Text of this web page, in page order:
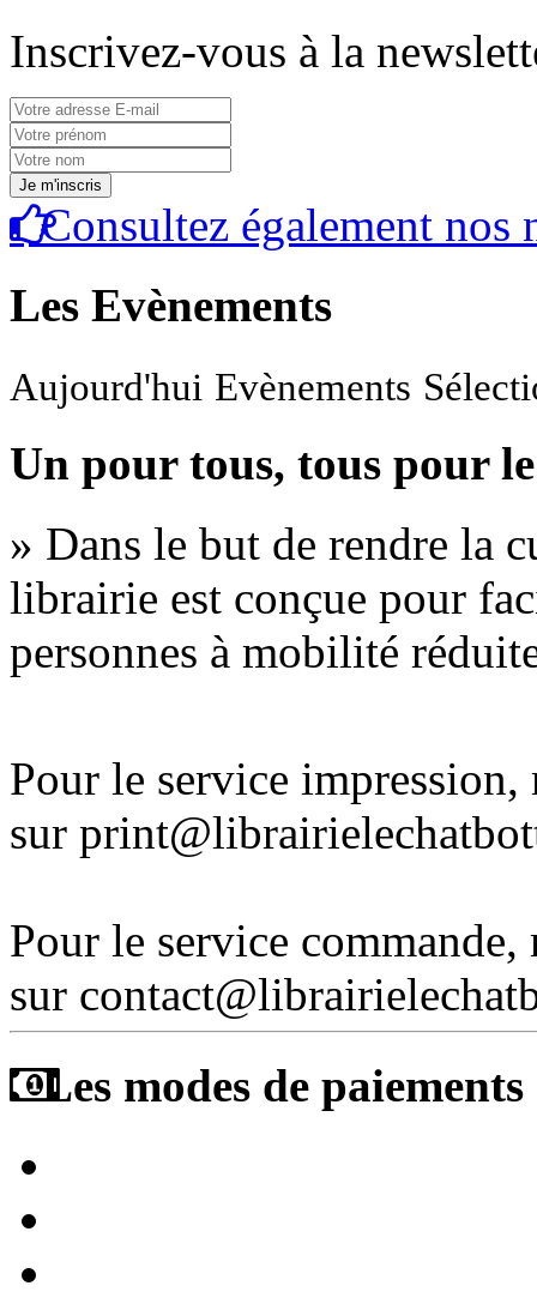
Inscrivez-vous à la
Consultez également nos
Les Evènements
Aujourd'hui Evènements
Un pour tous, tous pour
» Dans le but de rendre la
librairie est conçue pour
personnes à mobilité
Pour le service
sur
Pour le service
sur
Les modes de